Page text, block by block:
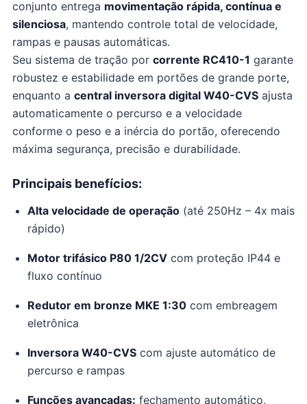
conjunto entrega movimentação rápida, contínua e
silenciosa, mantendo controle total de velocidade,
rampas e pausas automáticas.
Seu sistema de tração por corrente RC410-1 garante
robustez e estabilidade em portões de grande porte,
enquanto a central inversora digital W40-CVS ajusta
automaticamente o percurso e a velocidade
conforme o peso e a inércia do portão, oferecendo
máxima segurança, precisão e durabilidade.
Principais benefícios:
Alta velocidade de operação(até 250Hz – 4x mais
rápido)
Motor trifásico P80 1/2CVcom proteção IP44 e
fluxo contínuo
Redutor em bronze MKE 1:30com embreagem
eletrônica
Inversora W40-CVScom ajuste automático de
percurso e rampas
Funções avançadas: fechamento automático,